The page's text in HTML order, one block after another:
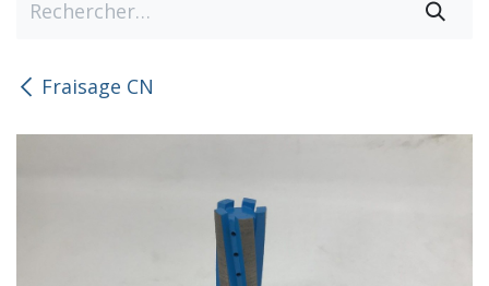
Fraisage CN